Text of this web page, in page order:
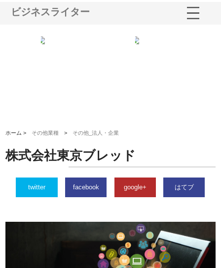
ビジネスライター
ホーム > その他業種 > その他_法人・企業
株式会社東京ブレッド
twitter facebook google+ はてブ